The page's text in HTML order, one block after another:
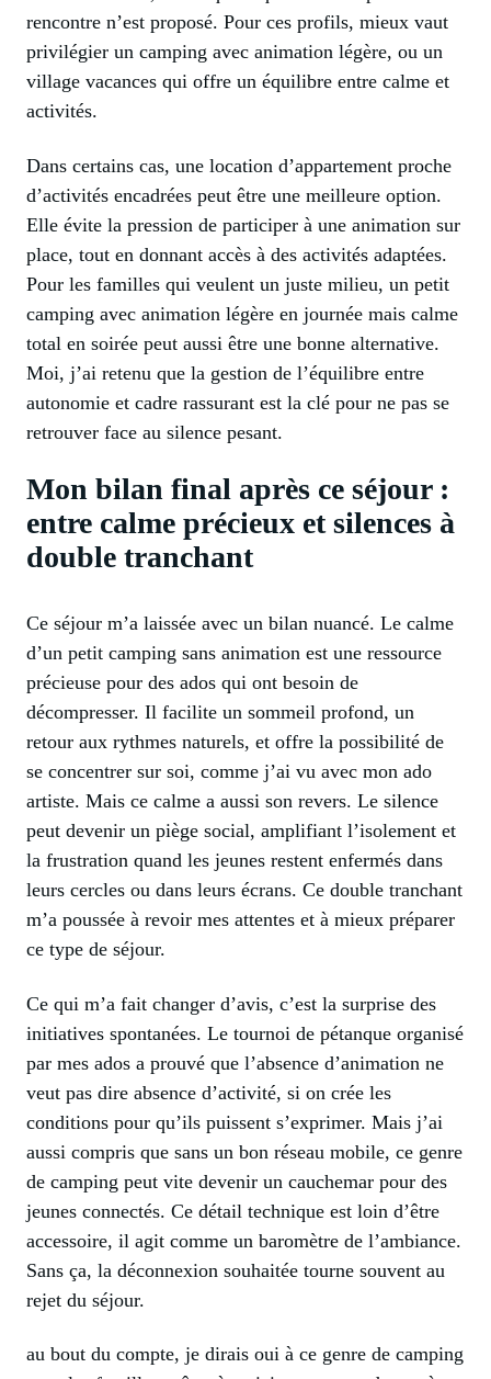
rencontre n’est proposé. Pour ces profils, mieux vaut
privilégier un camping avec animation légère, ou un
village vacances qui offre un équilibre entre calme et
activités.
Dans certains cas, une location d’appartement proche
d’activités encadrées peut être une meilleure option.
Elle évite la pression de participer à une animation sur
place, tout en donnant accès à des activités adaptées.
Pour les familles qui veulent un juste milieu, un petit
camping avec animation légère en journée mais calme
total en soirée peut aussi être une bonne alternative.
Moi, j’ai retenu que la gestion de l’équilibre entre
autonomie et cadre rassurant est la clé pour ne pas se
retrouver face au silence pesant.
Mon bilan final après ce séjour :
entre calme précieux et silences à
double tranchant
Ce séjour m’a laissée avec un bilan nuancé. Le calme
d’un petit camping sans animation est une ressource
précieuse pour des ados qui ont besoin de
décompresser. Il facilite un sommeil profond, un
retour aux rythmes naturels, et offre la possibilité de
se concentrer sur soi, comme j’ai vu avec mon ado
artiste. Mais ce calme a aussi son revers. Le silence
peut devenir un piège social, amplifiant l’isolement et
la frustration quand les jeunes restent enfermés dans
leurs cercles ou dans leurs écrans. Ce double tranchant
m’a poussée à revoir mes attentes et à mieux préparer
ce type de séjour.
Ce qui m’a fait changer d’avis, c’est la surprise des
initiatives spontanées. Le tournoi de pétanque organisé
par mes ados a prouvé que l’absence d’animation ne
veut pas dire absence d’activité, si on crée les
conditions pour qu’ils puissent s’exprimer. Mais j’ai
aussi compris que sans un bon réseau mobile, ce genre
de camping peut vite devenir un cauchemar pour des
jeunes connectés. Ce détail technique est loin d’être
accessoire, il agit comme un baromètre de l’ambiance.
Sans ça, la déconnexion souhaitée tourne souvent au
rejet du séjour.
au bout du compte, je dirais oui à ce genre de camping